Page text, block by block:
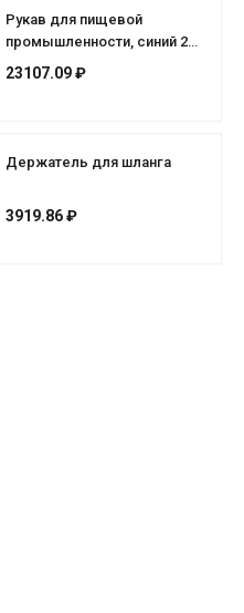
Рукав для пищевой
промышленности, синий 25
м, 1/2 AGR - 1/2 AGR нерж.
23107.09 ₽
Держатель для шланга
3919.86 ₽